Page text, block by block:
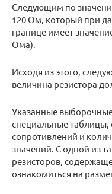
Следующим по
120 Ом, который при
границе имеет
Ома).
Исходя из этого,
величина резистора
Указанные
специальные
сопротивлений и
значений. С одной из
резисторов,
ознакомиться на